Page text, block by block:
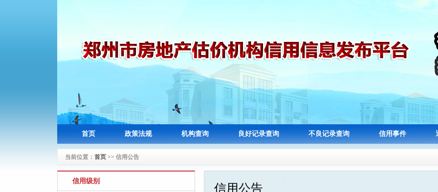
首页 政策法规 机构查询 良好记录查询 不良记录查询 信用事件
当前位置： 首页 >> 信用公告
信用级别
信用公告